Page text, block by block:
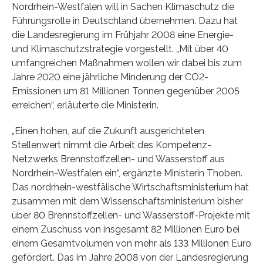
Nordrhein-Westfalen will in Sachen Klimaschutz die
Führungsrolle in Deutschland übernehmen. Dazu hat
die Landesregierung im Frühjahr 2008 eine Energie-
und Klimaschutzstrategie vorgestellt. „Mit über 40
umfangreichen Maßnahmen wollen wir dabei bis zum
Jahre 2020 eine jährliche Minderung der CO2-
Emissionen um 81 Millionen Tonnen gegenüber 2005
erreichen“, erläuterte die Ministerin.
„Einen hohen, auf die Zukunft ausgerichteten
Stellenwert nimmt die Arbeit des Kompetenz-
Netzwerks Brennstoffzellen- und Wasserstoff aus
Nordrhein-Westfalen ein“, ergänzte Ministerin Thoben.
Das nordrhein-westfälische Wirtschaftsministerium hat
zusammen mit dem Wissenschaftsministerium bisher
über 80 Brennstoffzellen- und Wasserstoff-Projekte mit
einem Zuschuss von insgesamt 82 Millionen Euro bei
einem Gesamtvolumen von mehr als 133 Millionen Euro
gefördert. Das im Jahre 2008 von der Landesregierung